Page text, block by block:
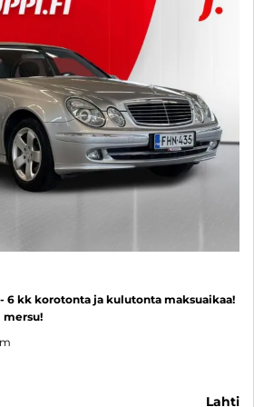
- 6 kk korotonta ja kulutonta maksuaikaa!
lahti